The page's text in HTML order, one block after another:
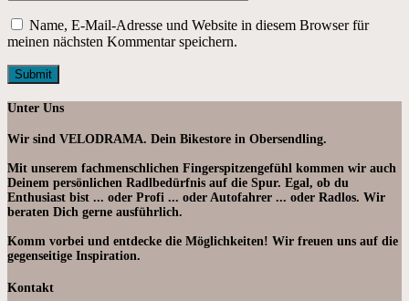
Name, E-Mail-Adresse und Website in diesem Browser für
meinen nächsten Kommentar speichern.
Unter Uns
Wir sind VELODRAMA. Dein Bikestore in Obersendling.
Mit unserem fachmenschlichen Fingerspitzengefühl kommen wir auch
Deinem persönlichen Radlbedürfnis auf die Spur. Egal, ob du
Enthusiast bist ... oder Profi ... oder Autofahrer ... oder Radlos. Wir
beraten Dich gerne ausführlich.
Komm vorbei und entdecke die Möglichkeiten! Wir freuen uns auf die
gegenseitige Inspiration.
Kontakt